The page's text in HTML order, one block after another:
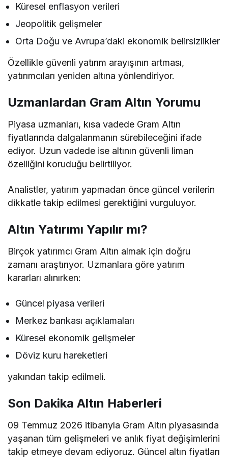
Küresel enflasyon verileri
Jeopolitik gelişmeler
Orta Doğu ve Avrupa’daki ekonomik belirsizlikler
Özellikle güvenli yatırım arayışının artması,
yatırımcıları yeniden altına yönlendiriyor.
Uzmanlardan Gram Altın Yorumu
Piyasa uzmanları, kısa vadede Gram Altın
fiyatlarında dalgalanmanın sürebileceğini ifade
ediyor. Uzun vadede ise altının güvenli liman
özelliğini koruduğu belirtiliyor.
Analistler, yatırım yapmadan önce güncel verilerin
dikkatle takip edilmesi gerektiğini vurguluyor.
Altın Yatırımı Yapılır mı?
Birçok yatırımcı Gram Altın almak için doğru
zamanı araştırıyor. Uzmanlara göre yatırım
kararları alınırken:
Güncel piyasa verileri
Merkez bankası açıklamaları
Küresel ekonomik gelişmeler
Döviz kuru hareketleri
yakından takip edilmeli.
Son Dakika Altın Haberleri
09 Temmuz 2026 itibarıyla Gram Altın piyasasında
yaşanan tüm gelişmeleri ve anlık fiyat değişimlerini
takip etmeye devam ediyoruz. Güncel altın fiyatları